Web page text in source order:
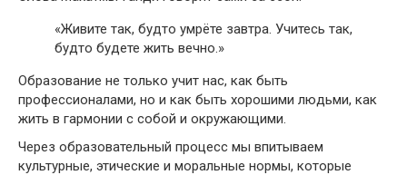
«Живите так, будто умрёте завтра. Учитесь так,
будто будете жить вечно.»
Образование не только учит нас, как быть
профессионалами, но и как быть хорошими людьми, как
жить в гармонии с собой и окружающими.
Через образовательный процесс мы впитываем
культурные, этические и моральные нормы, которые